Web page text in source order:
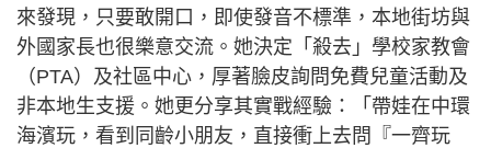
來發現，只要敢開口，即使發音不標準，本地街坊與
外國家長也很樂意交流。她決定「殺去」學校家教會
（PTA）及社區中心，厚著臉皮詢問免費兒童活動及
非本地生支援。她更分享其實戰經驗：「帶娃在中環
海濱玩，看到同齡小朋友，直接衝上去問『一齊玩